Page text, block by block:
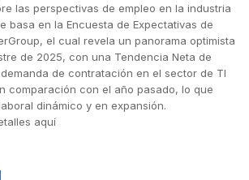
las perspectivas de empleo en la industria
basa en la Encuesta de Expectativas de
el cual revela un panorama optimista
de 2025, con una Tendencia Neta de
de contratación en el sector de TI
comparación con el año pasado, lo que
dinámico y en expansión.
aquí